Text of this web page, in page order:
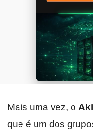
Mais uma vez, o
que é um dos